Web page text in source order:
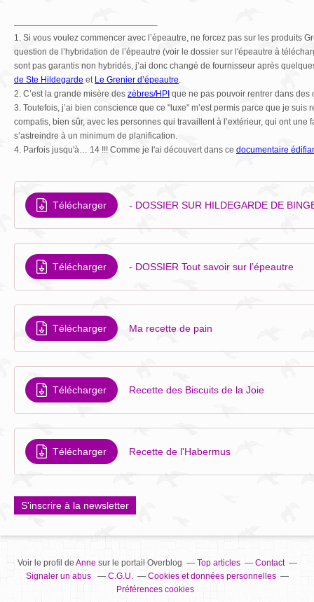
1. Si vous voulez commencer avec l’épeautre, ne forcez pas sur les produits
question de l’hybridation de l’épeautre (voir le dossier sur l'épeautre à
sont pas garantis non hybridés, j’ai donc changé de fournisseur après
de Ste Hildegarde et Le Grenier d’épeautre.
2. C’est la grande misère des zèbres/HPI que ne pas pouvoir rentrer dans des
3. Toutefois, j’ai bien conscience que ce "luxe" m’est permis parce que je suis
compatis, bien sûr, avec les personnes qui travaillent à l’extérieur, qui ont une
s’astreindre à un minimum de planification.
4. Parfois jusqu'à… 14 !!! Comme je l'ai découvert dans ce documentaire
Télécharger - DOSSIER SUR HILDEGARDE DE
Télécharger - DOSSIER Tout savoir sur l’épeautre
Télécharger Ma recette de pain
Télécharger Recette des Biscuits de la Joie
Télécharger Recette de l'Habermus
S'inscrire à la newsletter
Voir le profil de Annesur le portail Overblog Top articles
Contact
Signaler un abus
C.G.U.
Cookies et données personnelles
Préférences cookies